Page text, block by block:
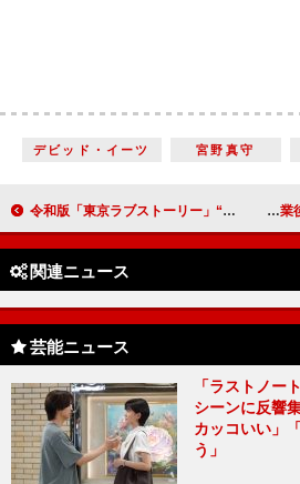
デビッド・イーツ 宮野真守
令和版「東京ラブストーリー」“カンチ”伊藤健太郎と“リカ”石橋静河の価値観の違いが露呈 「張り詰めたような１時間だった」 原嘉孝
関連ニュース
芸能ニュース
「ラストノー
シーンに反響
カッコいい」
う」